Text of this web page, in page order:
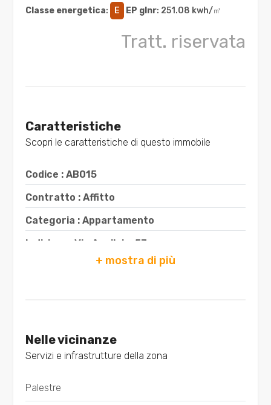
Classe energetica: E EP glnr: 251.08 kwh/㎡
Tratt. riservata
Caratteristiche
Scopri le caratteristiche di questo immobile
Codice : AB015
Contratto : Affitto
Categoria : Appartamento
Indirizzo : Via Aquileia, 53
Totale mq : 68 mq
Camere : 1
Bagni : 1
Nelle vicinanze
Servizi e infrastrutture della zona
Palestre
3
5+
minimi
4
5